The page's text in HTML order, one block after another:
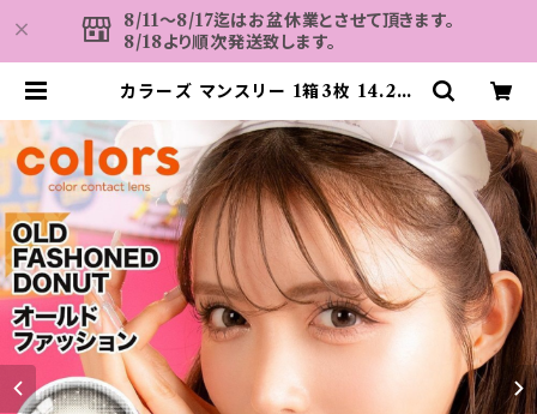
8/11～8/17迄はお盆休業とさせて頂きます。
8/18より順次発送致します。
カラーズ マンスリー 1箱3枚 14.2m
トレンズ colors 1month | カラコ
ン MAHALO